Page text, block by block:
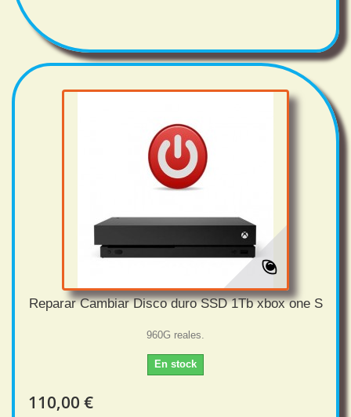
Reparar Cambiar Disco duro SSD 1Tb xbox one S
960G reales.
En stock
110,00 €